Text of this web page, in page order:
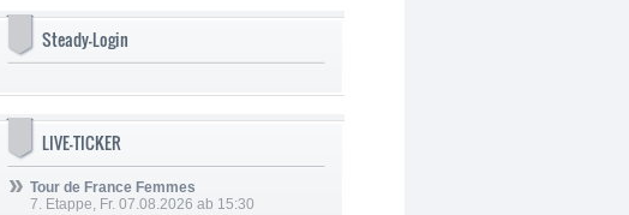
Steady-Login
LIVE-TICKER
Tour de France Femmes
7. Etappe, Fr. 07.08.2026 ab 15:30